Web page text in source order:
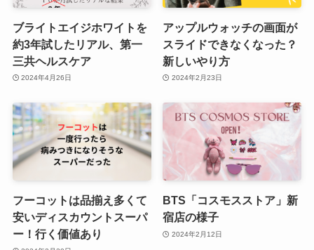
ブライトエイジホワイトを
約3年試したリアル、第一
三共ヘルスケア
2024年4月26日
アップルウォッチの画面が
スライドできなくなった？
新しいやり方
2024年2月23日
フーコットは品揃え多くて
安いディスカウントスーパ
ー！行く価値あり
BTS「コスモスストア」新
宿店の様子
2024年2月12日